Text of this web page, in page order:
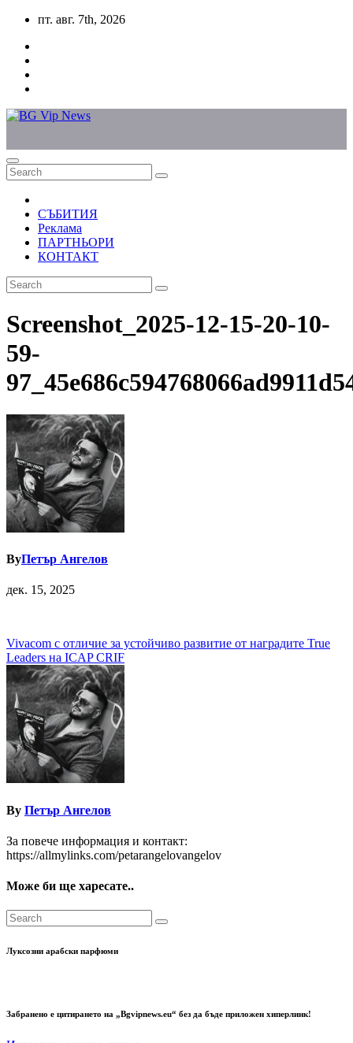
Skip
content
пт. авг. 7th, 2026
СЪБИТИЯ
Реклама
ПАРТНЬОРИ
КОНТАКТ
Screenshot_2025-12-15-20-10-
59-
ByПетър Ангелов
дек. 15, 2025
Навигация
Vivacom с отличие за устойчиво развитие от наградите True
Leaders на ICAP CRIF
By Петър Ангелов
За повече информация и контакт:
https://allmylinks.com/petarangelovangelov
Може би ще харесате..
Луксозни арабски парфюми
Забранено е цитирането на „Bgvipnews.eu“ без да бъде приложен хиперлинк!